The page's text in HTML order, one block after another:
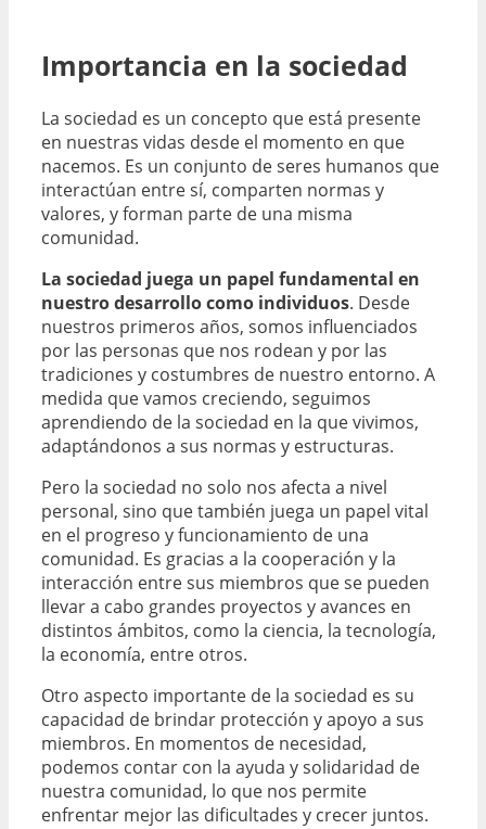
Importancia en la sociedad
La sociedad es un concepto que está presente
en nuestras vidas desde el momento en que
nacemos. Es un conjunto de seres humanos que
interactúan entre sí, comparten normas y
valores, y forman parte de una misma
comunidad.
La sociedad juega un papel fundamental en
nuestro desarrollo como individuos. Desde
nuestros primeros años, somos influenciados
por las personas que nos rodean y por las
tradiciones y costumbres de nuestro entorno. A
medida que vamos creciendo, seguimos
aprendiendo de la sociedad en la que vivimos,
adaptándonos a sus normas y estructuras.
Pero la sociedad no solo nos afecta a nivel
personal, sino que también juega un papel vital
en el progreso y funcionamiento de una
comunidad. Es gracias a la cooperación y la
interacción entre sus miembros que se pueden
llevar a cabo grandes proyectos y avances en
distintos ámbitos, como la ciencia, la tecnología,
la economía, entre otros.
Otro aspecto importante de la sociedad es su
capacidad de brindar protección y apoyo a sus
miembros. En momentos de necesidad,
podemos contar con la ayuda y solidaridad de
nuestra comunidad, lo que nos permite
enfrentar mejor las dificultades y crecer juntos.